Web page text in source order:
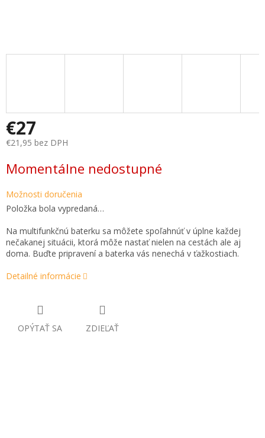
€27
€21,95 bez DPH
cena:
Momentálne nedostupné
Možnosti doručenia
Položka bola vypredaná…
Na multifunkčnú baterku sa môžete spoľahnúť v úplne každej
nečakanej situácii, ktorá môže nastať nielen na cestách ale aj
doma. Buďte pripravení a baterka vás nenechá v ťažkostiach.
Detailné informácie
OPÝTAŤ SA ZDIEĽAŤ